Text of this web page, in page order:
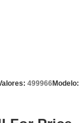
499966Modelo: